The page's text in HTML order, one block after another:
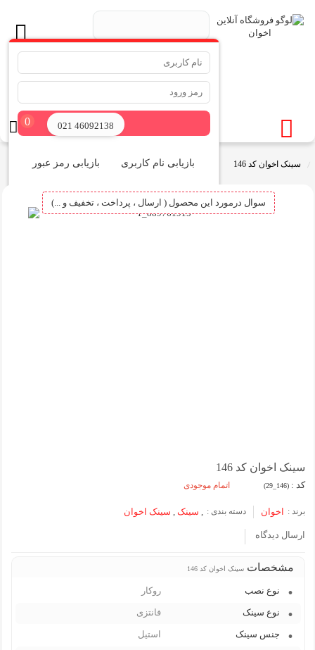
جستجو ...
.
ورود
بازیابی نام کاربری بازیابی رمز عبور
ثبت نام در سایت
0 021 46092138
سینک اخوان کد 146
سوال درمورد این محصول ( ارسال ، پرداخت ، تخفیف و ...)
سینک اخوان کد 146
کد : (146_29) اتمام موجودی
برند : اخوان دسته بندی : , سینک , سینک اخوان
ارسال دیدگاه
مشخصات سینک اخوان کد 146
نوع نصب روکار
نوع سینک فانتزی
جنس سینک استیل